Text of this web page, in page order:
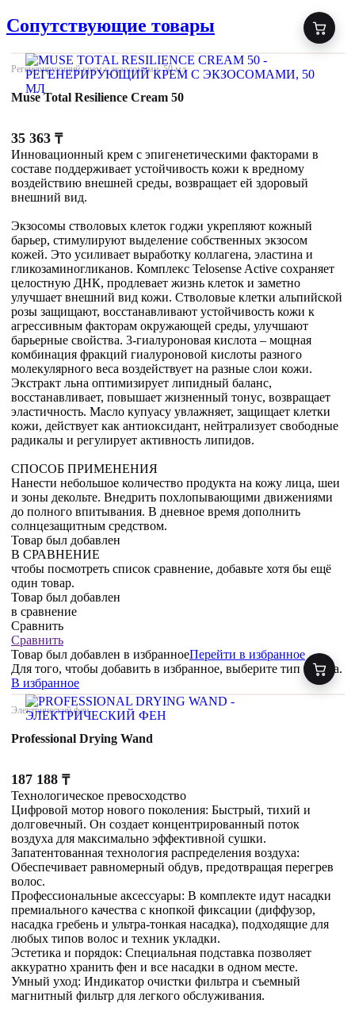
Сопутствующие товары
Регенерирующий крем с экзосомами, 50 мл
Muse Total Resilience Cream 50
35 363 ₸
Инновационный крем с эпигенетическими факторами в
составе поддерживает устойчивость кожи к вредному
воздействию внешней среды, возвращает ей здоровый
внешний вид.
Экзосомы стволовых клеток годжи укрепляют кожный
барьер, стимулируют выделение собственных экзосом
кожей. Это усиливает выработку коллагена, эластина и
гликозаминогликанов. Комплекс Telosense Active сохраняет
целостную ДНК, продлевает жизнь клеток и заметно
улучшает внешний вид кожи. Стволовые клетки альпийской
розы защищают, восстанавливают устойчивость кожи к
агрессивным факторам окружающей среды, улучшают
барьерные свойства. 3-гиалуроновая кислота – мощная
комбинация фракций гиалуроновой кислоты разного
молекулярного веса воздействует на разные слои кожи.
Экстракт льна оптимизирует липидный баланс,
восстанавливает, повышает жизненный тонус, возвращает
эластичность. Масло купуасу увлажняет, защищает клетки
кожи, действует как антиоксидант, нейтрализует свободные
радикалы и регулирует активность липидов.
СПОСОБ ПРИМЕНЕНИЯ
Нанести небольшое количество продукта на кожу лица, шеи
и зоны декольте. Внедрить похлопывающими движениями
до полного впитывания. В дневное время дополнить
солнцезащитным средством.
Товар был добавлен
В СРАВНЕНИЕ
чтобы посмотреть список сравнение, добавьте хотя бы ещё
один товар.
Товар был добавлен
в сравнение
Сравнить
Сравнить
Товар был добавлен в избранноеПерейти в избранное
Для того, чтобы добавить в избранное, выберите тип товара.
В избранное
Электрический фен
Professional Drying Wand
187 188 ₸
Технологическое превосходство
Цифровой мотор нового поколения: Быстрый, тихий и
долговечный. Он создает концентрированный поток
воздуха для максимально эффективной сушки.
Запатентованная технология распределения воздуха:
Обеспечивает равномерный обдув, предотвращая перегрев
волос.
Профессиональные аксессуары: В комплекте идут насадки
премиального качества с кнопкой фиксации (диффузор,
насадка гребень и ультра-тонкая насадка), подходящие для
любых типов волос и техник укладки.
Эстетика и порядок: Специальная подставка позволяет
аккуратно хранить фен и все насадки в одном месте.
Умный уход: Индикатор очистки фильтра и съемный
магнитный фильтр для легкого обслуживания.